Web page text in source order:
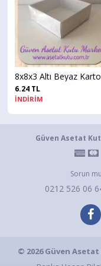
8x8x3 Altı Beyaz Karton Üstü Asetat Kutu
Güven Asetat
Sorun
0212 526 06
© 2026 Güven